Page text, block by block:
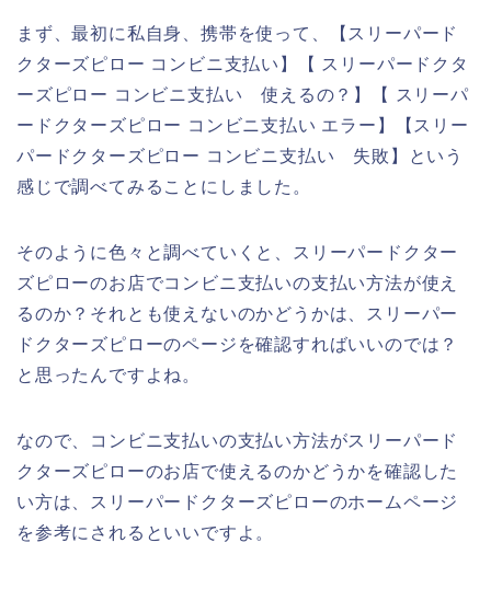
まず、最初に私自身、携帯を使って、【スリーパード
クターズピロー コンビニ支払い】【 スリーパードクタ
ーズピロー コンビニ支払い 使えるの？】【 スリーパ
ードクターズピロー コンビニ支払い エラー】【スリー
パードクターズピロー コンビニ支払い 失敗】という
感じで調べてみることにしました。
そのように色々と調べていくと、スリーパードクター
ズピローのお店でコンビニ支払いの支払い方法が使え
るのか？それとも使えないのかどうかは、スリーパー
ドクターズピローのページを確認すればいいのでは？
と思ったんですよね。
なので、コンビニ支払いの支払い方法がスリーパード
クターズピローのお店で使えるのかどうかを確認した
い方は、スリーパードクターズピローのホームページ
を参考にされるといいですよ。